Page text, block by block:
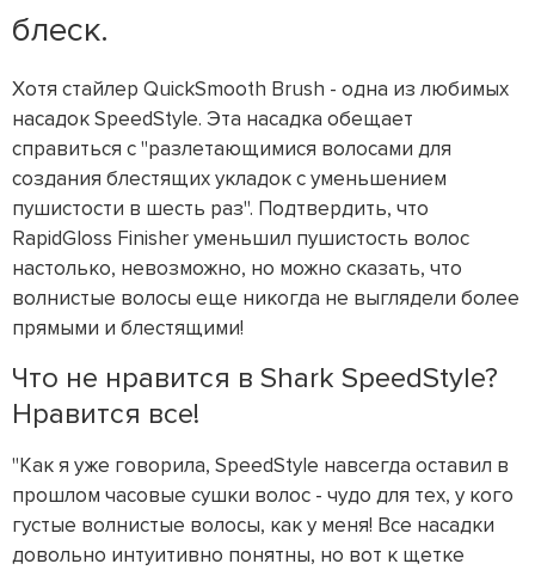
блеск.
Хотя стайлер QuickSmooth Brush - одна из любимых
насадок SpeedStyle. Эта насадка обещает
справиться с "разлетающимися волосами для
создания блестящих укладок с уменьшением
пушистости в шесть раз". Подтвердить, что
RapidGloss Finisher уменьшил пушистость волос
настолько, невозможно, но можно сказать, что
волнистые волосы еще никогда не выглядели более
прямыми и блестящими!
Что не нравится в Shark SpeedStyle?
Нравится все!
"Как я уже говорила, SpeedStyle навсегда оставил в
прошлом часовые сушки волос - чудо для тех, у кого
густые волнистые волосы, как у меня! Все насадки
довольно интуитивно понятны, но вот к щетке